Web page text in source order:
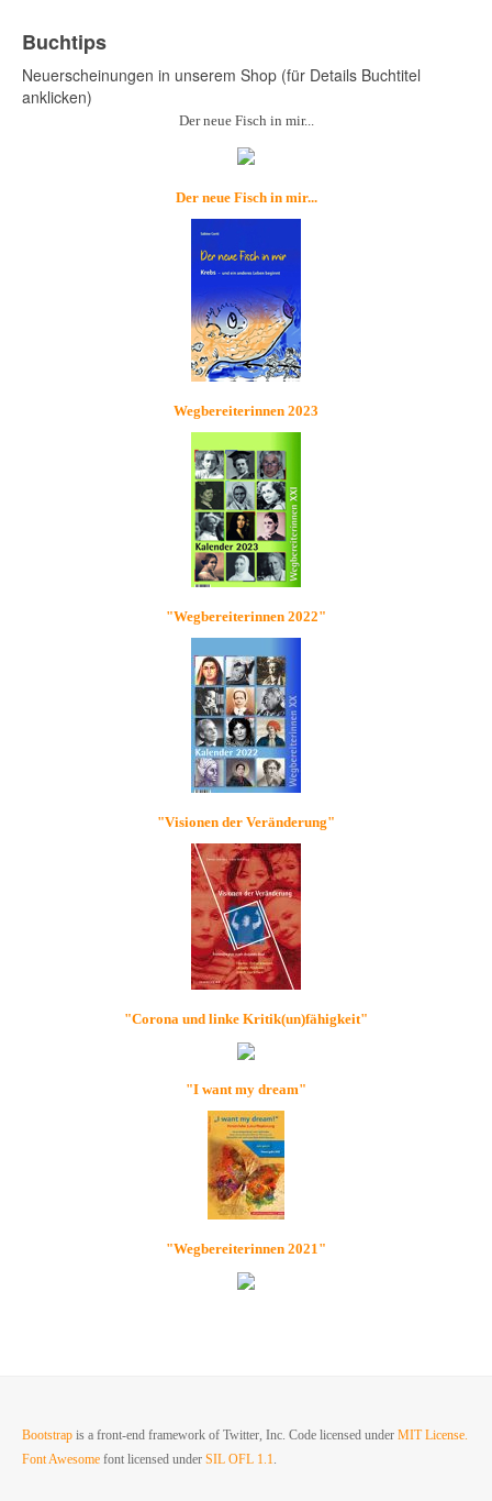
Buchtips
Neuerscheinungen in unserem Shop (für Details Buchtitel
anklicken)
Der neue Fisch in mir...
Der neue Fisch in mir...
Wegbereiterinnen 2023
"Wegbereiterinnen 2022"
"Visionen der Veränderung"
"Corona und linke Kritik(un)fähigkeit"
"I want my dream"
"Wegbereiterinnen 2021"
Bootstrap is a front-end framework of Twitter, Inc. Code licensed under MIT License.
Font Awesome font licensed under SIL OFL 1.1.